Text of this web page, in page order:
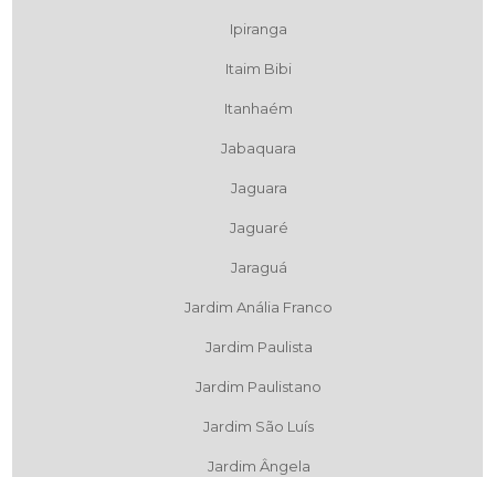
Ipiranga
Itaim Bibi
Itanhaém
Jabaquara
Jaguara
Jaguaré
Jaraguá
Jardim Anália Franco
Jardim Paulista
Jardim Paulistano
Jardim São Luís
Jardim Ângela